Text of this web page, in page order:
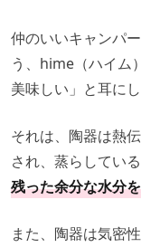
仲のいいキャンパ
う、hime（ハイム
美味しい」と耳にし
それは、陶器は熱
され、蒸らしてい
残った余分な水分
また、陶器は気密